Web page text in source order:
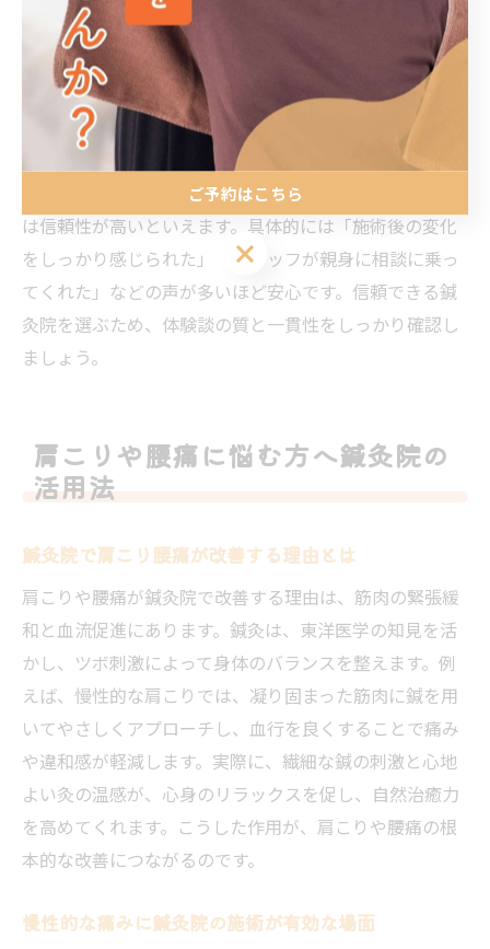
です。
鍼灸院の信頼度は体験談で見極めよう
鍼灸院の信頼度を見極めるには、体験談の内容と量が重
要な判断材料となります。多くの利用者が高評価を寄せ
ている場合や、継続的に良い口コミが投稿されている院
は信頼性が高いといえます。具体的には「施術後の変化
をしっかり感じられた」「スタッフが親身に相談に乗っ
てくれた」などの声が多いほど安心です。信頼できる鍼
灸院を選ぶため、体験談の質と一貫性をしっかり確認し
ましょう。
肩こりや腰痛に悩む方へ鍼灸院の
活用法
鍼灸院で肩こり腰痛が改善する理由とは
肩こりや腰痛が鍼灸院で改善する理由は、筋肉の緊張緩
和と血流促進にあります。鍼灸は、東洋医学の知見を活
かし、ツボ刺激によって身体のバランスを整えます。例
えば、慢性的な肩こりでは、凝り固まった筋肉に鍼を用
いてやさしくアプローチし、血行を良くすることで痛み
や違和感が軽減します。実際に、繊細な鍼の刺激と心地
よい灸の温感が、心身のリラックスを促し、自然治癒力
を高めてくれます。こうした作用が、肩こりや腰痛の根
本的な改善につながるのです。
慢性的な痛みに鍼灸院の施術が有効な場面
ご予約はこちら
ご予約はこちら